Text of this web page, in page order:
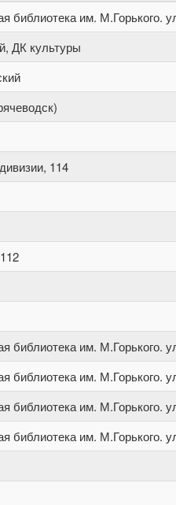
библиотека им. М.Горького.
ДК культуры
114
библиотека им. М.Горького.
библиотека им. М.Горького.
библиотека им. М.Горького.
библиотека им. М.Горького.